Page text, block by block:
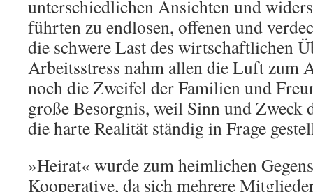
unterschiedlichen Ansichten und
führten zu endlosen, offenen und
die schwere Last des wirtschaftlichen
Arbeitsstress nahm allen die Luft zum
noch die Zweifel der Familien und
große Besorgnis, weil Sinn und Zweck
die harte Realität ständig in Frage
»Heirat« wurde zum heimlichen
Kooperative, da sich mehrere